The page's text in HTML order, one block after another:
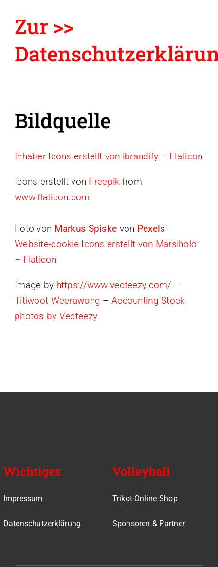
Zur >>
Bildquelle
Inhaber Icons erstellt von ibrandify – Flaticon
Icons erstellt von Freepik from
www.flaticon.com
Foto von Markus Spiske von Pexels
Website-cookie Icons erstellt von Marsiholo
– Flaticon
Image by https://www.vecteezy.com/ –
Titiwoot Weerawong – Accounting Stock
photos by Vecteezy
Wichtiges
Impressum
Datenschutzerklärung
Volleyball
Trikot-Online-Shop
Sponsoren & Partner